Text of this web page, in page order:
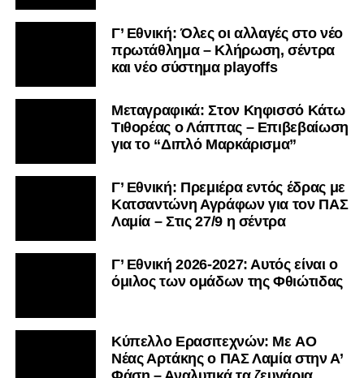
Γ’ Εθνική: Όλες οι αλλαγές στο νέο
πρωτάθλημα – Κλήρωση, σέντρα
και νέο σύστημα playoffs
Μεταγραφικά: Στον Κηφισσό Κάτω
Τιθορέας ο Λάππας – Επιβεβαίωση
για το “Διπλό Μαρκάρισμα”
Γ’ Εθνική: Πρεμιέρα εντός έδρας με
Κατσαντώνη Αγράφων για τον ΠΑΣ
Λαμία – Στις 27/9 η σέντρα
Γ’ Εθνική 2026-2027: Αυτός είναι ο
όμιλος των ομάδων της Φθιώτιδας
Kύπελλο Ερασιτεχνών: Με AO
Nέας Αρτάκης ο ΠΑΣ Λαμία στην Α’